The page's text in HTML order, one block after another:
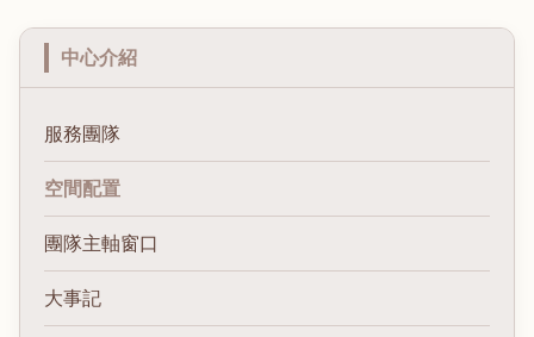
中心介紹
服務團隊
空間配置
團隊主軸窗口
大事記